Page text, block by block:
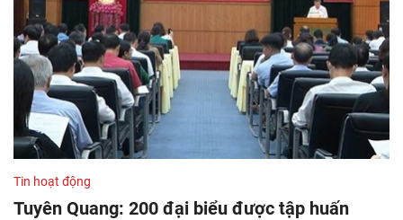
Tin hoạt động
Tuyên Quang: 200 đại biểu được tập huấn